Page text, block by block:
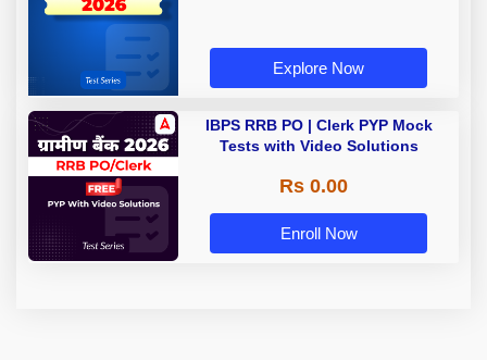
Explore Now
IBPS RRB PO | Clerk PYP Mock
Tests with Video Solutions
Rs 0.00
Enroll Now